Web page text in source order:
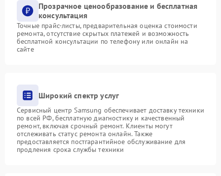
Прозрачное ценообразование и бесплатная
консультация
Точные прайс-листы, предварительная оценка стоимости
ремонта, отсутствие скрытых платежей и возможность
бесплатной консультации по телефону или онлайн на
сайте
Широкий спектр услуг
Сервисный центр Samsung обеспечивает доставку техники
по всей РФ, бесплатную диагностику и качественный
ремонт, включая срочный ремонт. Клиенты могут
отслеживать статус ремонта онлайн. Также
предоставляется постгарантийное обслуживание для
продления срока службы техники